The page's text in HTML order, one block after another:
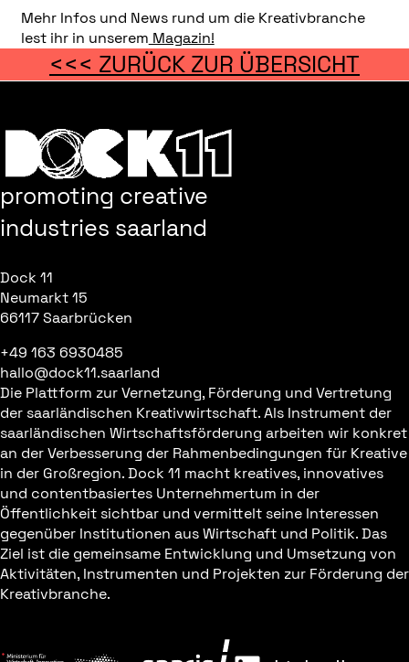
Mehr Infos und News rund um die Kreativbranche
lest ihr in unserem Magazin!
<<< ZURÜCK ZUR ÜBERSICHT
promoting creative
industries saarland
Dock 11
Neumarkt 15
66117 Saarbrücken
+49 163 6930485
hallo@dock11.saarland
Die Plattform zur Vernetzung, Förderung und Vertretung
der saarländischen Kreativwirtschaft. Als Instrument der
saarländischen Wirtschaftsförderung arbeiten wir konkret
an der Verbesserung der Rahmenbedingungen für Kreative
in der Großregion. Dock 11 macht kreatives, innovatives
und contentbasiertes Unternehmertum in der
Öffentlichkeit sichtbar und vermittelt seine Interessen
gegenüber Institutionen aus Wirtschaft und Politik. Das
Ziel ist die gemeinsame Entwicklung und Umsetzung von
Aktivitäten, Instrumenten und Projekten zur Förderung der
Kreativbranche.